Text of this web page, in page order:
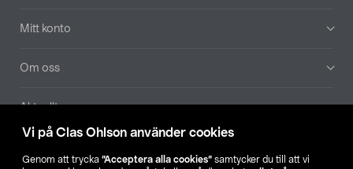
Vi på Clas Ohlson använder cookies
Genom att trycka ”Acceptera alla cookies” samtycker du till att vi
Mitt konto
Om oss
Aktuellt